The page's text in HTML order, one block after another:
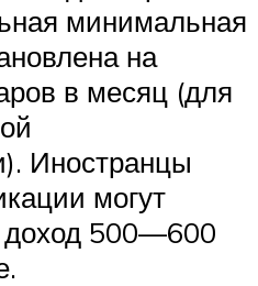
минимальная
на
в месяц (для
Иностранцы
могут
доход 500—600